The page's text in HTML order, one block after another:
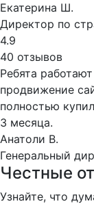
Екатерина Ш.
Директор по
4.9
40 отзывов
Ребята
продвижение
полностью
3 месяца.
Анатоли В.
Генеральный
Честные
Узнайте, что